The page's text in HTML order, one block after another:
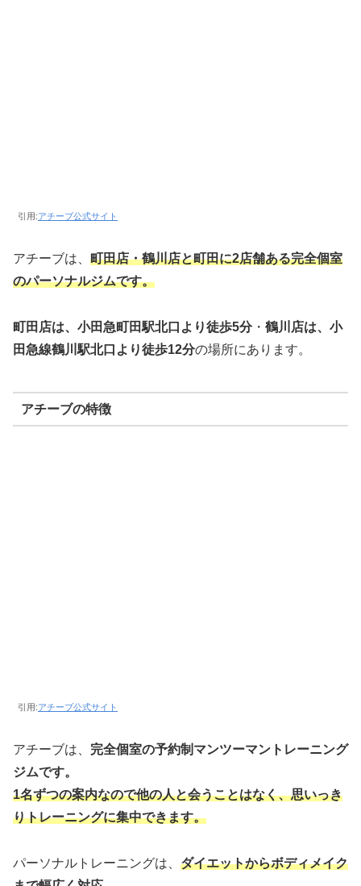
引用:アチーブ公式サイト
アチーブは、 町田店・鶴川店と町田に2店舗ある完全個室
のパーソナルジムです。
町田店は、小田急町田駅北口より徒歩5分・ 鶴川店は、小
田急線鶴川駅北口より徒歩12分の場所にあります。
アチーブの特徴
引用:アチーブ公式サイト
アチーブは、 完全個室の予約制マンツーマントレーニング
ジムです。
1名ずつの案内なので他の人と会うことはなく、思いっき
りトレーニングに集中できます。
パーソナルトレーニングは、 ダイエットからボディメイク